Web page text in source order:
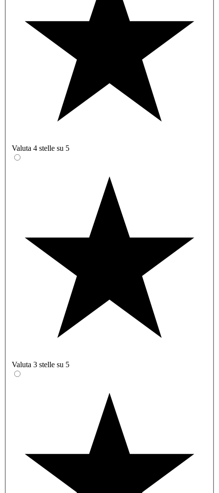
Valuta 4 stelle su 5
Valuta 3 stelle su 5